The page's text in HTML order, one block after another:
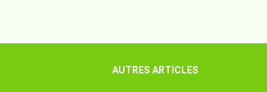
planètes gazeuses, elles exploitent sans vergogne le
Travaillés au corps par la propagande de l'APE...
AUTRES ARTICLES